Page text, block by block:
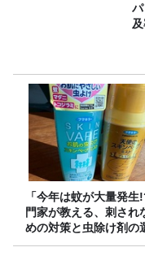
「今年は蚊が大量発生
門家が教える、刺され
めの対策と虫除け剤の